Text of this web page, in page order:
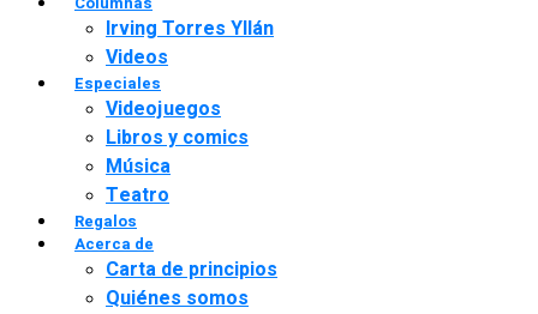
Irving Torres Yllán
Videos
Especiales
Videojuegos
Libros y comics
Música
Teatro
Regalos
Acerca de
Carta de principios
Quiénes somos